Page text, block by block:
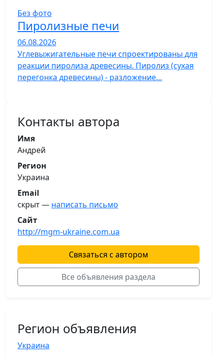
Без фото
Пиролизные печи
06.08.2026
Углевыжигательные печи спроектированы для
реакции пиролиза древесины. Пиролиз (сухая
перегонка древесины) - разложение…
Контакты автора
Имя
Андрей
Регион
Украина
Email
скрыт — написать письмо
Сайт
http://mgm-ukraine.com.ua
Связаться с автором
Все объявления раздела
Регион объявления
Украина